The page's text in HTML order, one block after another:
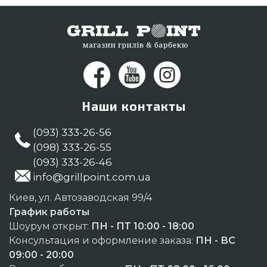
Наши контакты
(093) 333-26-56
(098) 333-26-55
(093) 333-26-46
info@grillpoint.com.ua
Киев, ул. Автозаводская 99/4
График работы
Шоурум открыт: ПН - ПТ 10:00 - 18:00
Консультация и оформление заказа: ПН - ВС
09:00 - 20:00